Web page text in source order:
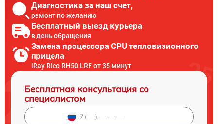
Диагностика за наш счет,
ремонт по желанию
Бесплатный выезд курьера
в день обращения
Замена процессора CPU тепловизионного
прицела
iRay Rico RH50 LRF от 35 минут
Бесплатная консультация со
специалистом